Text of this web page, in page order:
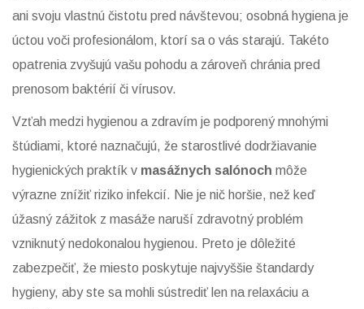
ani svoju vlastnú čistotu pred návštevou; osobná hygiena je
úctou voči profesionálom, ktorí sa o vás starajú. Takéto
opatrenia zvyšujú vašu pohodu a zároveň chránia pred
prenosom baktérií či vírusov.
Vzťah medzi hygienou a zdravím je podporený mnohými
štúdiami, ktoré naznačujú, že starostlivé dodržiavanie
hygienických praktík v masážnych salónoch môže
výrazne znížiť riziko infekcií. Nie je nič horšie, než keď
úžasný zážitok z masáže naruší zdravotný problém
vzniknutý nedokonalou hygienou. Preto je dôležité
zabezpečiť, že miesto poskytuje najvyššie štandardy
hygieny, aby ste sa mohli sústrediť len na relaxáciu a